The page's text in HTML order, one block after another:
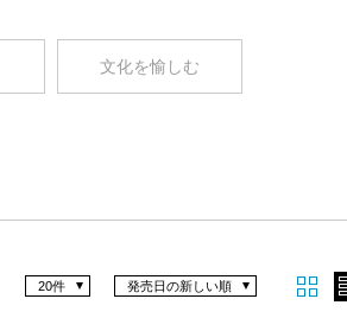
文化を愉しむ
発売日の新しい順
20件